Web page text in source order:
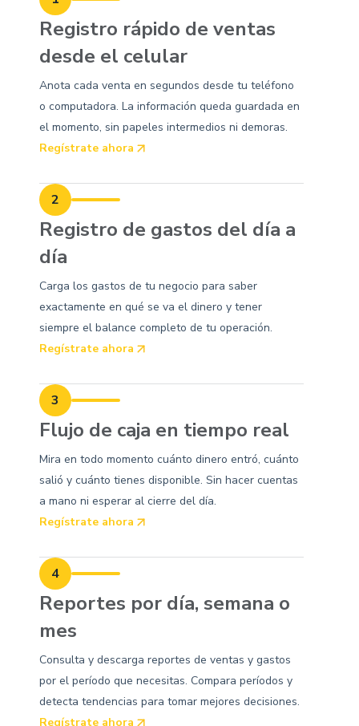
Registro rápido de ventas
desde el celular
Anota cada venta en segundos desde tu teléfono
o computadora. La información queda guardada en
el momento, sin papeles intermedios ni demoras.
Regístrate ahora
2
Registro de gastos del día a
día
Carga los gastos de tu negocio para saber
exactamente en qué se va el dinero y tener
siempre el balance completo de tu operación.
Regístrate ahora
3
Flujo de caja en tiempo real
Mira en todo momento cuánto dinero entró, cuánto
salió y cuánto tienes disponible. Sin hacer cuentas
a mano ni esperar al cierre del día.
Regístrate ahora
4
Reportes por día, semana o
mes
Consulta y descarga reportes de ventas y gastos
por el período que necesitas. Compara períodos y
detecta tendencias para tomar mejores decisiones.
Regístrate ahora